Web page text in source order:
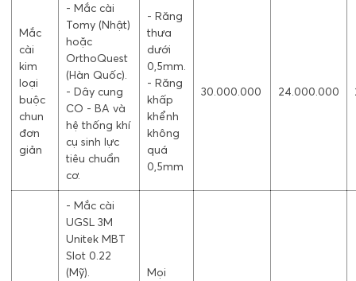
Mắc
cài
kim
loại
buộc
chun
đơn
giản
- Mắc cài
Tomy (Nhật)
hoặc
OrthoQuest
(Hàn Quốc).
- Dây cung
CO - BA và
hệ thống khí
cụ sinh lực
tiêu chuẩn
cơ.
- Răng
thưa
dưới
0,5mm.
- Răng
khấp
khểnh
không
quá
0,5mm
30.000.000 24.000.000
- Mắc cài
UGSL 3M
Unitek MBT
Slot 0.22
(Mỹ).
Mọi